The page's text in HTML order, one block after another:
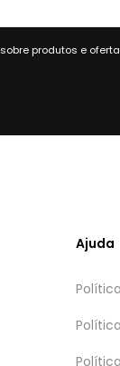
produtos e
Ajuda